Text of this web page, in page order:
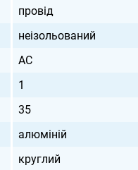
провід
неізольований
АС
1
35
алюміній
круглий